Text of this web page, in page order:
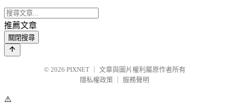
推薦文章
關閉搜尋
© 2026 PIXNET
文章與圖片權利屬原作者所有
隱私權政策
服務聲明
⚠️